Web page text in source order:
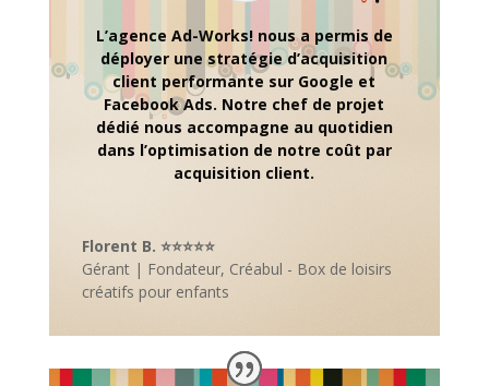
L’agence Ad-Works! nous a permis de
déployer une stratégie d’acquisition
client performante sur Google et
Facebook Ads. Notre chef de projet
dédié nous accompagne au quotidien
dans l’optimisation de notre coût par
acquisition client.
Florent B. ⭐⭐⭐⭐⭐
Gérant | Fondateur, Créabul - Box de loisirs
créatifs pour enfants